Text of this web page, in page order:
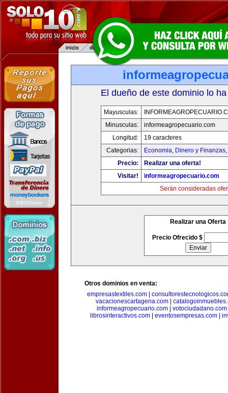
El dueño de este dominio lo
Mayusculas:
Minusculas:
informeagropecuario.com
Longitud:
19 caracteres
Categorias:
Economia, Dinero y Finanzas,
Precio:
Realizar una oferta!
Visitar!
informeagropecuario.com
Serán consideradas
Realizar una Oferta
Precio Ofrecido $
Otros dominios en venta:
empresastextiles.com|
vacacionescartagena.com
informeagropecuario.com| votociudadano.com
librosinteractivos.com| eventosempresas.com|